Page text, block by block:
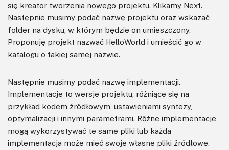
się kreator tworzenia nowego projektu. Klikamy Next.
Następnie musimy podać nazwę projektu oraz wskazać
folder na dysku, w którym będzie on umieszczony.
Proponuję projekt nazwać HelloWorld i umieścić go w
katalogu o takiej samej nazwie.
Następnie musimy podać nazwę implementacji.
Implementacje to wersje projektu, różniące się na
przykład kodem źródłowym, ustawieniami syntezy,
optymalizacji i innymi parametrami. Różne implementacje
mogą wykorzystywać te same pliki lub każda
implementacja może mieć swoje własne pliki źródłowe.